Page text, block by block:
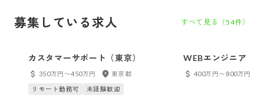
募集している求人 すべて見る（54件）
カスタマーサポート（東京）
350万円〜450万円
東京都
リモート勤務可
未経験歓迎
WEBエンジニア（
400万円〜800万円